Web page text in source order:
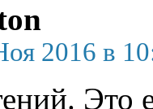
2016 в
Это